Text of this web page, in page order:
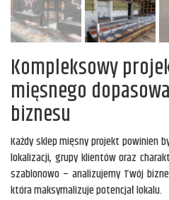
Kompleksowy
mięsnego
biznesu
Każdy sklep mięsny projekt powinien
lokalizacji, grupy klientów oraz
szablonowo – analizujemy Twój
która maksymalizuje potencjał lokalu.